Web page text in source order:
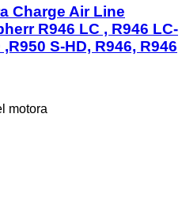
Charge Air Line
R946 LC , R946 LC-
S-HD, R946, R946
motora